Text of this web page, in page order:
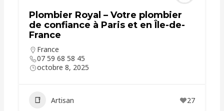
Plombier Royal – Votre plombier
de confiance à Paris et en Île-de-
France
France
07 59 68 58 45
octobre 8, 2025
Artisan 27